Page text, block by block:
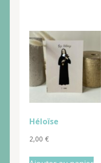
Héloïse
2,00 €